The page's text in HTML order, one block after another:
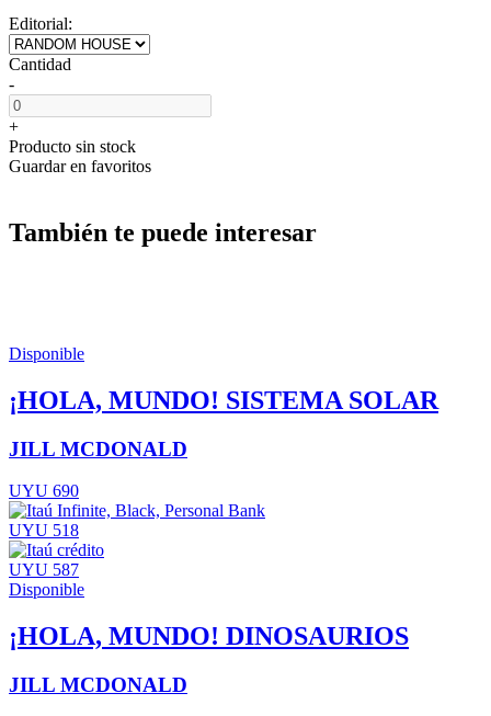
Editorial:
Cantidad
-
+
Producto sin stock
Guardar en favoritos
También te puede interesar
Disponible
¡HOLA, MUNDO! SISTEMA SOLAR
JILL MCDONALD
UYU 690
UYU 518
UYU 587
Disponible
¡HOLA, MUNDO! DINOSAURIOS
JILL MCDONALD